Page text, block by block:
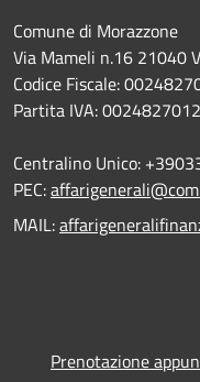
Comune di Morazzone
Via Mameli n.16 21040
Codice Fiscale:
Partita IVA:
Centralino Unico:
PEC:
MAIL:
Prenotazione